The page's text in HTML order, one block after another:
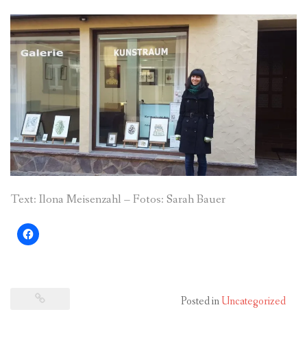
Text: Ilona Meisenzahl – Fotos: Sarah Bauer
Posted inUncategorized